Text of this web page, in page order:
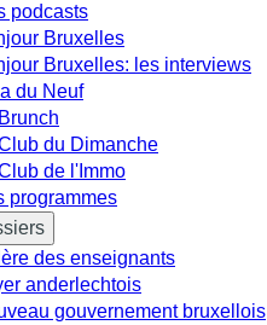
podcasts
Bruxelles
Bruxelles: les interviews
a du Neuf
du Dimanche
de l'Immo
programmes
des enseignants
anderlechtois
gouvernement bruxellois